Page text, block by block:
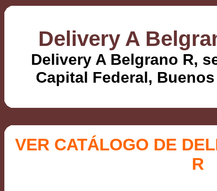
Delivery A
Delivery A Belgrano R,
Capital Federal,
VER CATÁLOGO DE
R